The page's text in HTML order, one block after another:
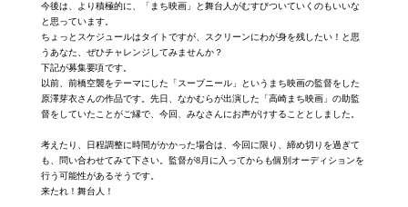
今後は、より積極的に、「まち映画」と舞台人がむすびついていくのもいいな
と思っています。
ちょっとスケジュールはタイトですが、スクリーンにわが身を残したい！と思
うあなた、ぜひチャレンジしてみませんか？
下記が募集要項です。
以前、前橋空襲をテーマにした「スーブニール」というまち映画の監督をした
原澤芽衣さんの作品です。先日、なかむらが出演した「高崎まち映画」の助監
督をしていたことがご縁で、今回、みなさんにお声がけすることとしました。
考えたり、日程調整に時間がかかった場合は、今回に限り、締め切りを過ぎて
も、問い合わせてみて下さい。監督が8月に入ってからも個別オーディションを
行う可能性があるそうです。
来たれ！舞台人！